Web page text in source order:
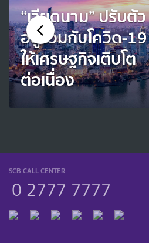
“เวียดนาม” ปรับตัว
อยู่ร่วมกับโควิด-19
ให้เศรษฐกิจเติบโต
ต่อเนื่อง
SCB CALL CENTER
0 2777 7777